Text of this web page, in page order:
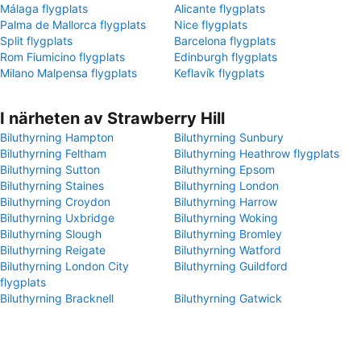
Málaga flygplats
Alicante flygplats
Palma de Mallorca flygplats
Nice flygplats
Split flygplats
Barcelona flygplats
Rom Fiumicino flygplats
Edinburgh flygplats
Milano Malpensa flygplats
Keflavík flygplats
I närheten av Strawberry Hill
Biluthyrning Hampton
Biluthyrning Sunbury
Biluthyrning Feltham
Biluthyrning Heathrow flygplats
Biluthyrning Sutton
Biluthyrning Epsom
Biluthyrning Staines
Biluthyrning London
Biluthyrning Croydon
Biluthyrning Harrow
Biluthyrning Uxbridge
Biluthyrning Woking
Biluthyrning Slough
Biluthyrning Bromley
Biluthyrning Reigate
Biluthyrning Watford
Biluthyrning London City
flygplats
Biluthyrning Guildford
Biluthyrning Bracknell Biluthyrning Gatwick